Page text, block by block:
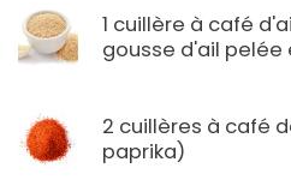
1 cuillère à café
gousse d'ail
2 cuillères à café
paprika)